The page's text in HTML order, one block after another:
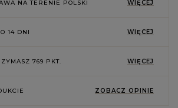
NA TERENIE POLSKI WIĘCEJ
14 DNI WIĘCEJ
769 PKT. WIĘCEJ
ZOBACZ OPINIE